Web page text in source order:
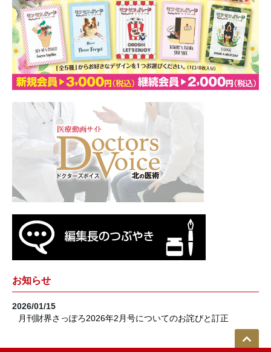
お知らせ
2026/01/15
月刊財界さっぽろ2026年2月号についてのお詫びと訂正